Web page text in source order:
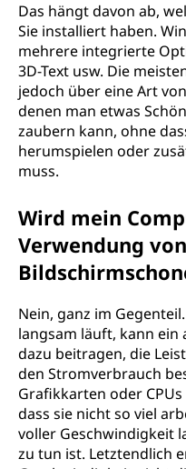
Das hängt davon ab,
Sie installiert haben.
mehrere integrierte
3D-Text usw. Die
jedoch über eine Art
denen man etwas
zaubern kann, ohne
herumspielen oder
muss.
Wird mein
Verwendung von
Nein, ganz im
langsam läuft, kann
dazu beitragen, die
den Stromverbrauch
Grafikkarten oder
dass sie nicht so viel
voller Geschwindigkeit
zu tun ist. Letztendlich